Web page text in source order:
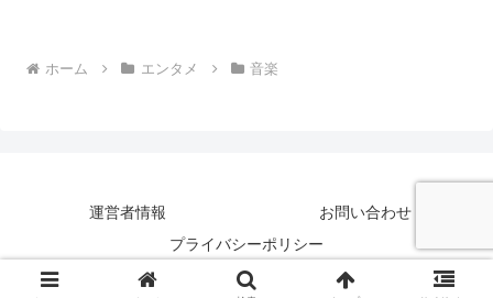
ホーム エンタメ 音楽
運営者情報
お問い合わせ
プライバシーポリシー
© 2026 curious daily.